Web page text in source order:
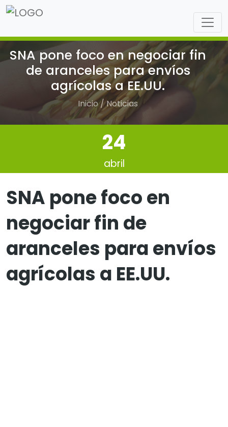
SNA pone foco en negociar fin
de aranceles para envíos
agrícolas a EE.UU.
Inicio / Noticias
24
abril
SNA pone foco en
negociar fin de
aranceles para envíos
agrícolas a EE.UU.